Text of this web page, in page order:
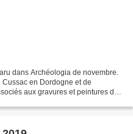
dans Archéologia de novembre.
en Dordogne et de
aux gravures et peintures des